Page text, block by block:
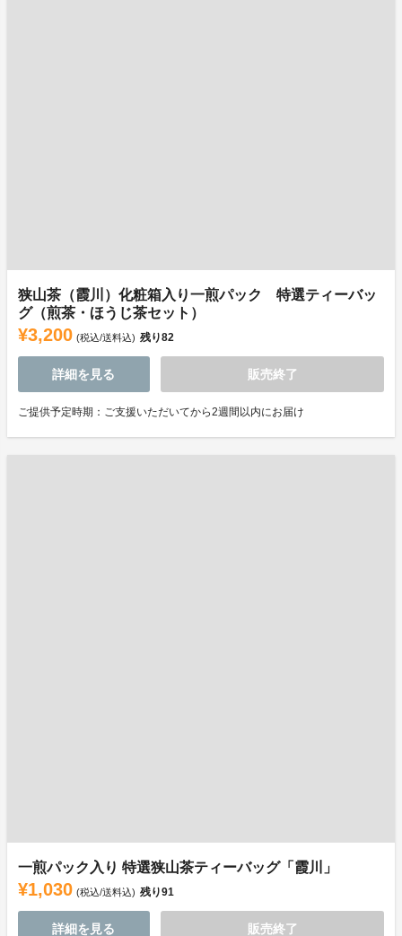
狭山茶（霞川）化粧箱入り一煎パック 特選ティーバッ
グ（煎茶・ほうじ茶セット）
¥3,200 (税込/送料込) 残り82
詳細を見る 販売終了
ご提供予定時期：ご支援いただいてから2週間以内にお届け
一煎パック入り 特選狭山茶ティーバッグ「霞川」
¥1,030 (税込/送料込) 残り91
詳細を見る 販売終了